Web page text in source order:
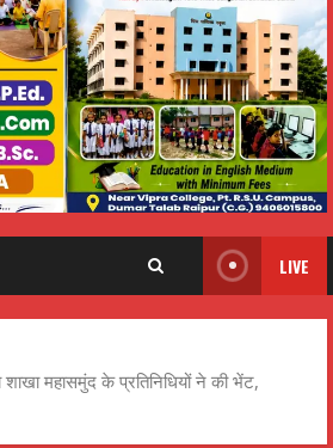
LIVE
महासमुंद के प्रतिनिधियों ने की भेंट,